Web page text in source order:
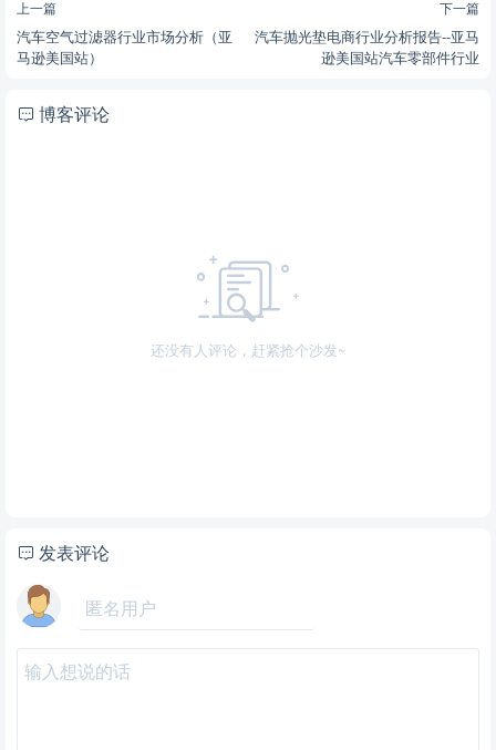
上一篇
汽车空气过滤器行业市场分析（亚
马逊美国站）
下一篇
汽车抛光垫电商行业分析报告--亚马
逊美国站汽车零部件行业
博客评论
还没有人评论，赶紧抢个沙发~
发表评论